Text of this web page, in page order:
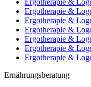
Ergotherapie &
Ergotherapie &
Ergotherapie &
Ergotherapie &
Ergotherapie &
Ergotherapie &
Ernährungsberatung